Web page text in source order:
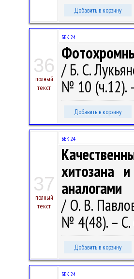
Добавить в корзину
36
полный
текст
ББК 24
/ Б. С.
№ 10 (ч.12).
Добавить в корзину
37
полный
текст
ББК 24
хитозана
аналогами
/ О. В.
№ 4(48). – С.
Добавить в корзину
ББК 24